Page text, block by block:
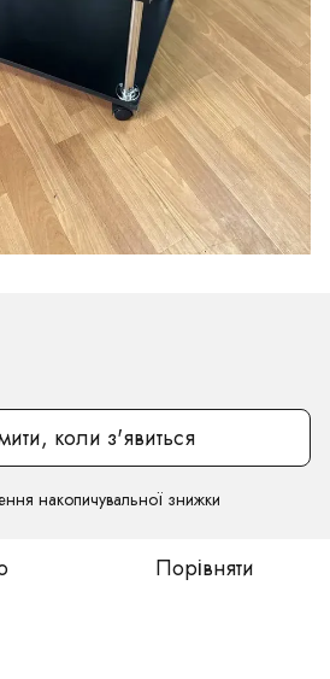
коли з'явиться
накопичувальної знижки
Порівняти